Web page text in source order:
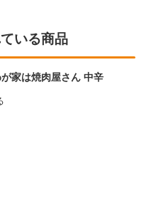
いる商品
家は焼肉屋さん 中辛